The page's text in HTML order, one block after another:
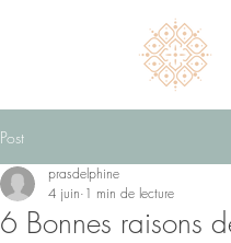
Post
6 Bonnes raisons
prasdelphine
4 juin 1 min de lecture